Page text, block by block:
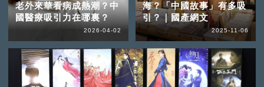
老外來華看病成熱潮？中
國醫療吸引力在哪裏？
2026-04-02
海？「中國故事」有多吸
引？｜國產網文
2025-11-06